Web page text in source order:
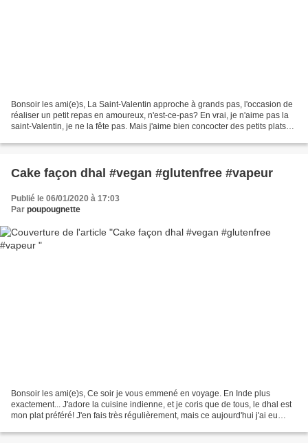
Bonsoir les ami(e)s, La Saint-Valentin approche à grands pas, l'occasion de
réaliser un petit repas en amoureux, n'est-ce-pas? En vrai, je n'aime pas la
saint-Valentin, je ne la fête pas. Mais j'aime bien concocter des petits plats
Cake façon dhal #vegan #glutenfree #vapeur
Publié le 06/01/2020 à 17:03
Par poupougnette
Bonsoir les ami(e)s, Ce soir je vous emmené en voyage. En Inde plus
exactement... J'adore la cuisine indienne, et je coris que de tous, le dhal est
mon plat préféré! J'en fais très régulièrement, mais ce aujourd'hui j'ai eu